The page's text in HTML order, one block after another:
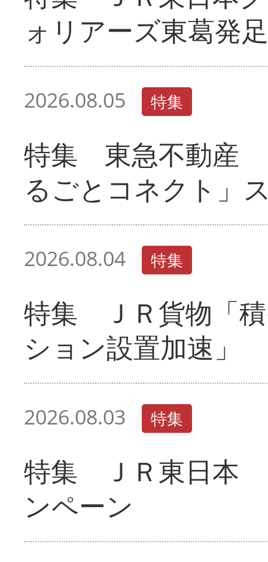
ォリアーズ東葛発足
2026.08.05 特集
特集 東急不動産
るごとコネクト」
2026.08.04 特集
特集 ＪＲ貨物「
ション設置加速」
2026.08.03 特集
特集 ＪＲ東日本
ンペーン